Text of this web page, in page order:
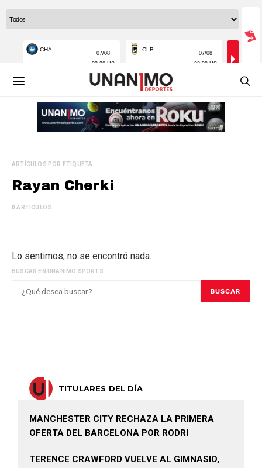
ARTÍCULOS POR ETIQUETA
Rayan Cherki
0 ARTÍCULOS
Lo sentimos, no se encontró nada.
BUSCAR EN UNANIMO SPORTS:
BUSCAR
TITULARES DEL DÍA
MANCHESTER CITY RECHAZA LA PRIMERA
OFERTA DEL BARCELONA POR RODRI
TERENCE CRAWFORD VUELVE AL GIMNASIO,